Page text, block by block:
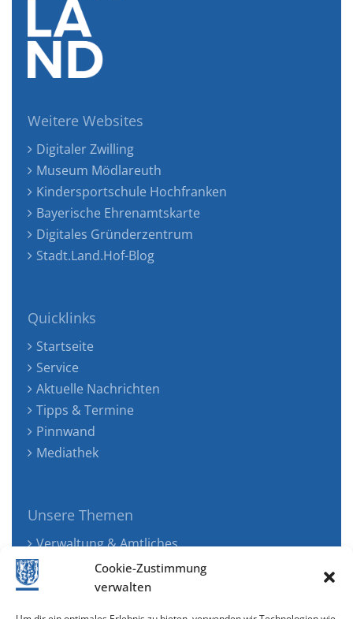
Cookie-Zustimmung
verwalten
Weitere Websites
Digitaler Zwilling
Museum Mödlareuth
Kindersportschule Hochfranken
Bayerische Ehrenamtskarte
Digitales Gründerzentrum
Stadt.Land.Hof-Blog
Quicklinks
Startseite
Service
Aktuelle Nachrichten
Tipps & Termine
Pinnwand
Mediathek
Unsere Themen
Verwaltung & Amtliches
Jugend, Familie & Gesundheit
Tourismus, Freizeit & Ökologie